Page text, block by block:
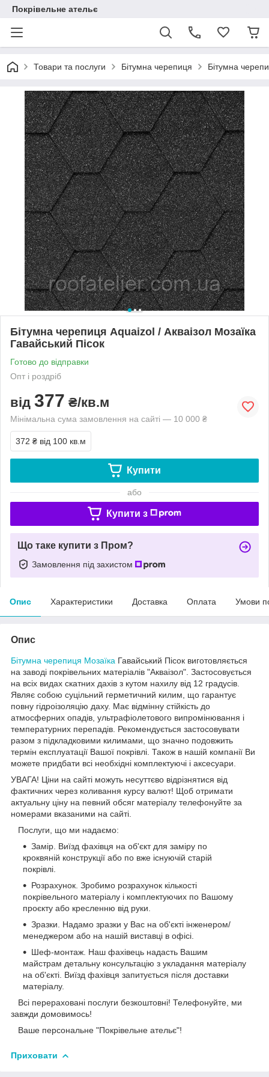
Покрівельне ательє
Товари та послуги Бітумна черепиця Бітумна
Бітумна черепиця Aquaizol / Акваізол Мозаїка
Гавайський Пісок
Готово до відправки
Опт і роздріб
від 377 ₴/кв.м
Мінімальна сума замовлення на сайті — 10 000 ₴
372 ₴ від 100 кв.м
Купити
або
Купити з
Що таке купити з Пром?
Замовлення під захистом
Опис Характеристики Доставка Оплата Умови
Опис
Бітумна черепиця Мозаїка Гавайський Пісок виготовляється
на заводі покрівельних матеріалів "Акваізол". Застосовується
на всіх видах скатних дахів з кутом нахилу від 12 градусів.
Являє собою суцільний герметичний килим, що гарантує
повну гідроізоляцію даху. Має відмінну стійкість до
атмосферних опадів, ультрафіолетового випромінювання і
температурних перепадів. Рекомендується застосовувати
разом з підкладковими килимами, що значно подовжить
термін експлуатації Вашої покрівлі. Також в нашій компанії Ви
можете придбати всі необхідні комплектуючі і аксесуари.
УВАГА! Ціни на сайті можуть несуттєво відрізнятися від
фактичних через коливання курсу валют! Щоб отримати
актуальну ціну на певний обсяг матеріалу телефонуйте за
номерами вказаними на сайті.
Послуги, що ми надаємо:
Замір. Виїзд фахівця на об'єкт для заміру по
кроквяній конструкції або по вже існуючій старій
покрівлі.
Розрахунок. Зробимо розрахунок кількості
покрівельного матеріалу і комплектуючих по Вашому
проєкту або кресленню від руки.
Зразки. Надамо зразки у Вас на об'єкті інженером/
менеджером або на нашій виставці в офісі.
Шеф-монтаж. Наш фахівець надасть Вашим
майстрам детальну консультацію з укладання матеріалу
на об'єкті. Виїзд фахівця запитується після доставки
матеріалу.
Всі перераховані послуги безкоштовні! Телефонуйте, ми
завжди домовимось!
Ваше персональне "Покрівельне ательє"!
Приховати